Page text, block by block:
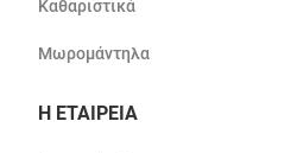
Καθαριστικά
Μωρομάντηλα
Η ΕΤΑΙΡΕΙΑ